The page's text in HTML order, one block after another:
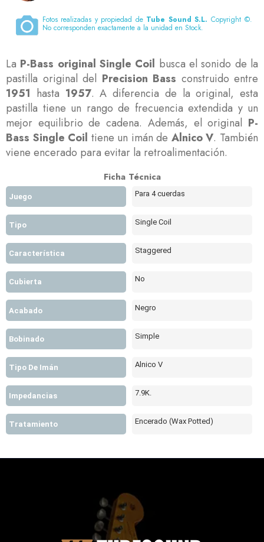
Fotos realizadas y propiedad de Tube Sound S.L. Copyright ©.
No corresponden exactamente a la unidad en Stock.
La P-Bass original Single Coil busca el sonido de la
pastilla original del Precision Bass construido entre
1951 hasta 1957. A diferencia de la original, esta
pastilla tiene un rango de frecuencia extendida y un
mejor equilibrio de cadena. Además, el original P-
Bass Single Coil tiene un imán de Alnico V. También
viene encerado para evitar la retroalimentación.
Ficha Técnica
Juego Para 4 cuerdas
Tipo Single Coil
Característica Staggered
Cubierta No
Acabado Negro
Bobinado Simple
Tipo De Imán Alnico V
Impedancias 7.9K.
Tratamiento Encerado (Wax Potted)